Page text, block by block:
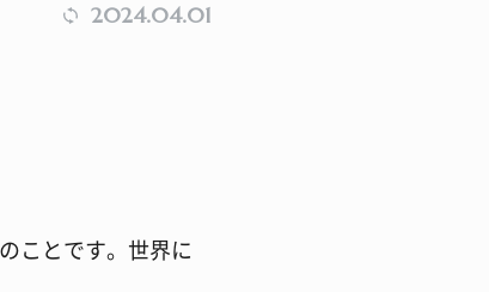
2024.04.01
ことです。世界に